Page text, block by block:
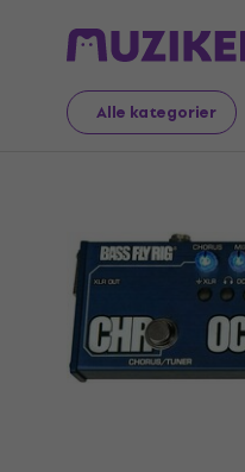
Alle kategorier
Musikinstrumenter
Video
Sælges ikke længere